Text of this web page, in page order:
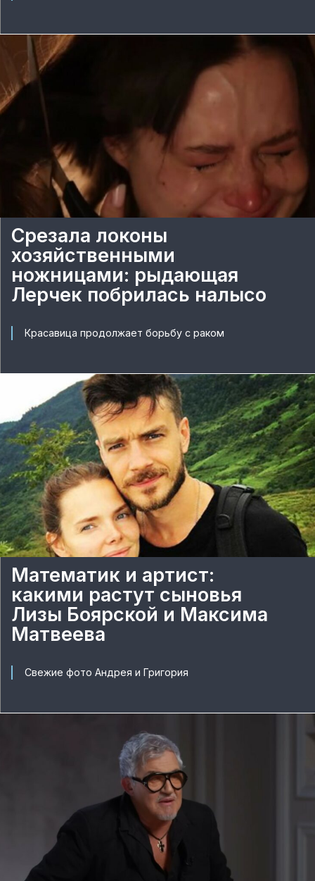
Срезала локоны
хозяйственными
ножницами: рыдающая
Лерчек побрилась налысо
Красавица продолжает борьбу с раком
Математик и артист:
какими растут сыновья
Лизы Боярской и Максима
Матвеева
Свежие фото Андрея и Григория